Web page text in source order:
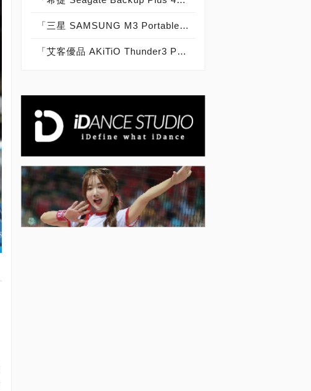
「三星 SAMSUNG M3 Portable 4TB」實測開箱，史上最大容量2.5吋外接式硬碟！
「艾客優品 AKiTiO Thunder3 PCIe SSD 1.2TB」實測開箱，Thunderbolt 3.0史上最快外接固態硬碟！